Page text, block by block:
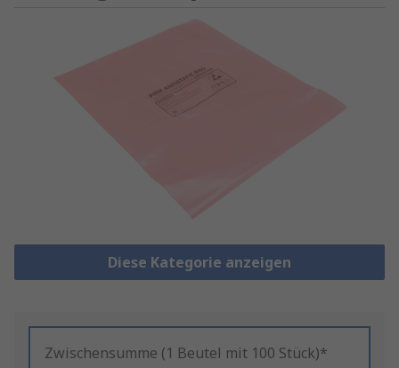
Diese Kategorie anzeigen
Zwischensumme (1 Beutel mit 100 Stück)*